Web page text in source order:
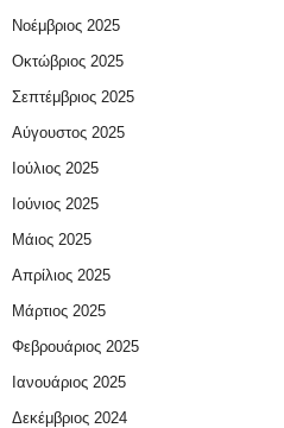
Νοέμβριος 2025
Οκτώβριος 2025
Σεπτέμβριος 2025
Αύγουστος 2025
Ιούλιος 2025
Ιούνιος 2025
Μάιος 2025
Απρίλιος 2025
Μάρτιος 2025
Φεβρουάριος 2025
Ιανουάριος 2025
Δεκέμβριος 2024